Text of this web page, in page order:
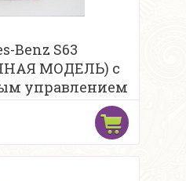
Benz S63
МОДЕЛЬ) с
управлением